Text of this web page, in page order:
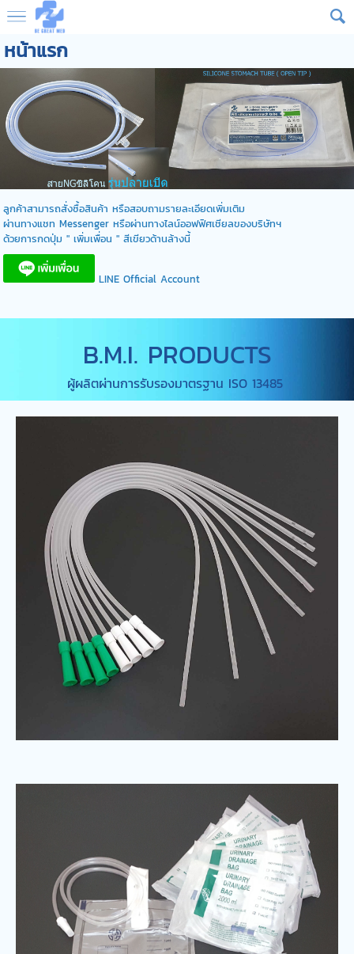
หน้าแรก
ลูกค้าสามารถสั่งซื้อสินค้า หรือสอบถามรายละเอียดเพิ่มเติม
ผ่านทางแชทMessengerหรือผ่านทางไลน์ออฟฟิศเชียลของบริษัทฯ
ด้วยการกดปุ่ม " เพิ่มเพื่อน " สีเขียวด้านล้างนี้
LINE Official Account
B.M.I. PRODUCTS
ผู้ผลิตผ่านการรับรองมาตรฐาน ISO 13485